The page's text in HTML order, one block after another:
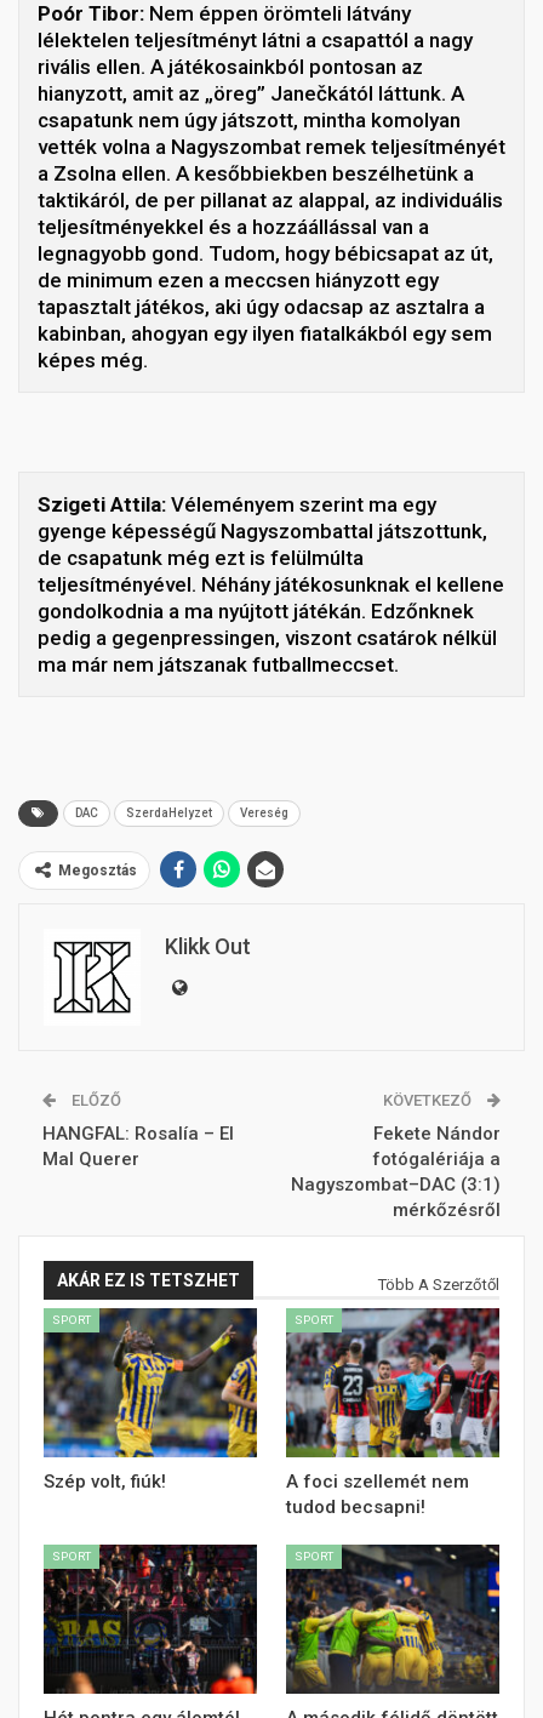
Poór Tibor: Nem éppen örömteli látvány
lélektelen teljesítményt látni a csapattól a nagy
rivális ellen. A játékosainkból pontosan az
hianyzott, amit az „öreg” Janečkától láttunk. A
csapatunk nem úgy játszott, mintha komolyan
vették volna a Nagyszombat remek teljesítményét
a Zsolna ellen. A kesőbbiekben beszélhetünk a
taktikáról, de per pillanat az alappal, az individuális
teljesítményekkel és a hozzáállással van a
legnagyobb gond. Tudom, hogy bébicsapat az út,
de minimum ezen a meccsen hiányzott egy
tapasztalt játékos, aki úgy odacsap az asztalra a
kabinban, ahogyan egy ilyen fiatalkákból egy sem
képes még.
Szigeti Attila: Véleményem szerint ma egy
gyenge képességű Nagyszombattal játszottunk,
de csapatunk még ezt is felülmúlta
teljesítményével. Néhány játékosunknak el kellene
gondolkodnia a ma nyújtott játékán. Edzőnknek
pedig a gegenpressingen, viszont csatárok nélkül
ma már nem játszanak futballmeccset.
DAC SzerdaHelyzet Vereség
Megosztás
Klikk Out
ELŐZŐ
HANGFAL: Rosalía – El
Mal Querer
KÖVETKEZŐ
Fekete Nándor
fotógalériája a
Nagyszombat–DAC (3:1)
mérkőzésről
AKÁR EZ IS TETSZHET Több A Szerzőtől
SPORT
Szép volt, fiúk!
SPORT
A foci szellemét nem
tudod becsapni!
SPORT SPORT